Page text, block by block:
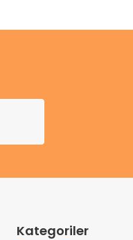
Kategoriler